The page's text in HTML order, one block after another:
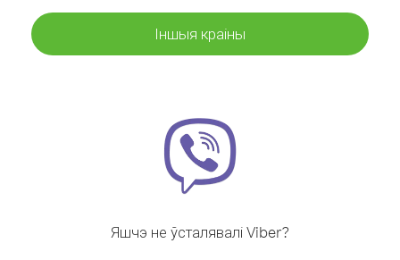
Іншыя краіны
Яшчэ не ўсталявалі Viber?